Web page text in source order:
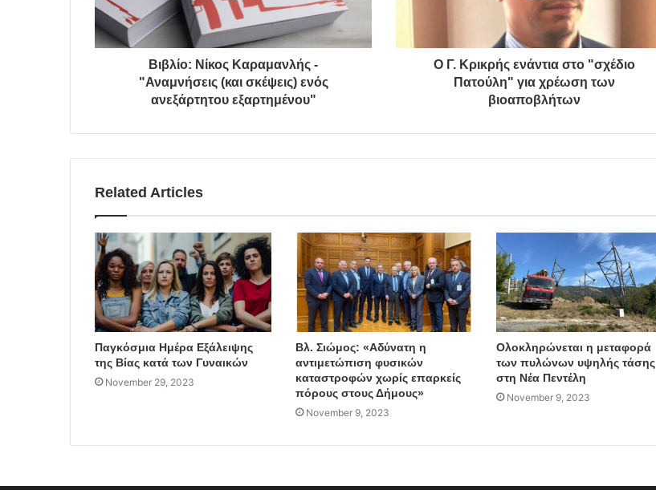
Βιβλίο: Νίκος Καραμανλής -
"Αναμνήσεις (και σκέψεις) ενός
ανεξάρτητου εξαρτημένου"
Ο Γ. Κρικρής ενάντια στο "σχέδιο
Πατούλη" για χρέωση των
βιοαποβλήτων
Related Articles
Παγκόσμια Ημέρα Εξάλειψης
της Βίας κατά των Γυναικών
November 29, 2023
Βλ. Σιώμος: «Αδύνατη η
αντιμετώπιση φυσικών
καταστροφών χωρίς επαρκείς
πόρους στους Δήμους»
November 9, 2023
Ολοκληρώνεται η μεταφορά
των πυλώνων υψηλής τάσης
στη Νέα Πεντέλη
November 9, 2023